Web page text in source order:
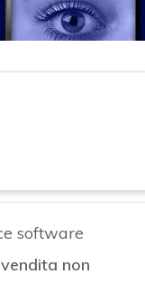
software
vendita non